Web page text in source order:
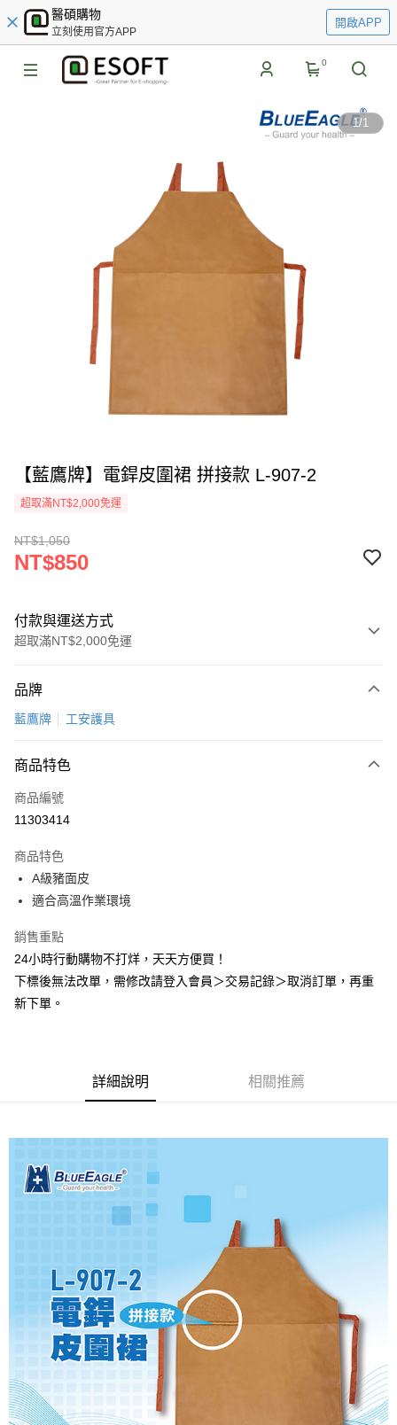
醫碩購物
立刻使用官方APP
開啟APP
0
1/1
【藍鷹牌】電銲皮圍裙 拼接款 L-907-2
超取滿NT$2,000免運
NT$1,050
NT$850
付款與運送方式
超取滿NT$2,000免運
信用卡一次付款
LINE Pay
Apple Pay
Google Pay
全盈+PAY
AFTEE先享後付
相關說明
AFTEE先享後付是「在收到商品之後才付款」的支付方式。 讓您購物簡單
便利好安心！
【「AFTEE先享後付」結帳流程】
１．於結帳方式選擇「AFTEE先享後付」後，將跳轉至「AFTEE先享後付」
ATM／網路銀行／等多元方式進行付款，方視為交易完成。
※ 請注意：結帳手續完成當下不需立刻繳費，但若您需要取消訂單，請聯絡
購買商品的店家。未經商家同意取消之訂單仍視為有效，需透過AFTEE先享
後付繳納相關費用。
※ 交易是否成功請以「AFTEE先享後付 」之結帳頁面顯示為準，若有關於
是否繳費成功／繳費後需取消欲退款等相關疑問，請聯繫「AFTEE先享後付
https://netprotections.freshdesk.com/support/home
【注意事項】
１．透過由恩沛科技股份有限公司提供之「AFTEE先享後付」服務完成之交
易，需依本服務之必要範圍內提供個人資料，並將交易相關給付款項請求債
權轉讓予恩沛科技股份有限公司。
２．關於個人資料處理事宜，請瀏覽以下網址：
３．未成年的使用者請事先徵得法定代理人或監護人之同意方可使用
「AFTEE先享後付」，若未經同意申辦者引起之損失，本公司不負相關責
任。
ATM付款
每筆NT$60，滿NT$2,000(含以上)免運費
每筆NT$60，滿NT$2,000(含以上)免運費
7-11取貨付款
每筆NT$60，滿NT$2,000(含以上)免運費
每筆NT$60，滿NT$2,000(含以上)免運費
一般地區宅配<如偏遠地區會員請勿選擇一般宅配，請點選其他選項
內「偏遠地區宅配」>
每筆NT$90，滿NT$2,000(含以上)免運費
🚚偏遠地區宅配<請務必選擇此配送方式，偏遠地區可參照『首頁→
會員需知→偏遠地區配送事項』
每筆NT$120
品牌
藍鷹牌 工安護具
商品特色
商品編號
11303414
商品特色
A級豬面皮
適合高溫作業環境
銷售重點
24小時行動購物不打烊，天天方便買！
下標後無法改單，需修改請登入會員＞交易記錄＞取消訂單，再重
新下單。
詳細說明 相關推薦